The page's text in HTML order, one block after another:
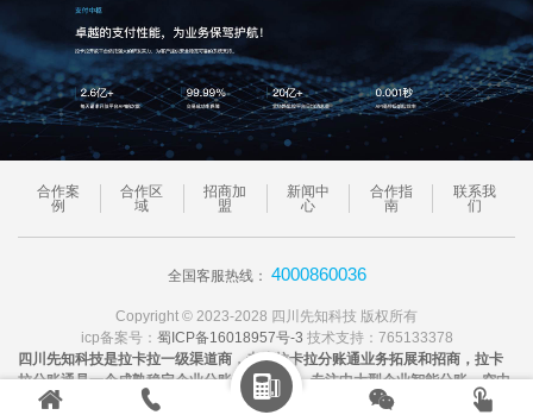
    
合作案
例
合作区
域
招商加
盟
新闻中
心
合作指
南
联系我
们
全国客服热线： 4000860036
Copyright © 2023-2028 四川先知科技 版权所有
icp备案号： 蜀ICP备16018957号-3 技术支持：765133378
四川先知科技是拉卡拉一级渠道商，专注拉卡拉分账通业务拓展和招商，拉卡
拉分账通是一个成熟稳定企业分账SaSa系统，专注中大型企业智能分账、空中
分账解决方案和技术支持！